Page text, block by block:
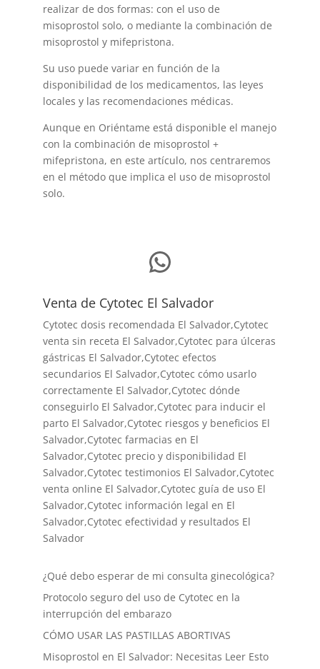
realizar de dos formas: con el uso de
misoprostol solo, o mediante la combinación de
misoprostol y mifepristona.
Su uso puede variar en función de la
disponibilidad de los medicamentos, las leyes
locales y las recomendaciones médicas.
Aunque en Oriéntame está disponible el manejo
con la combinación de misoprostol +
mifepristona, en este artículo, nos centraremos
en el método que implica el uso de misoprostol
solo.
WhatsApp
Venta de Cytotec El Salvador
Cytotec dosis recomendada El Salvador,Cytotec
venta sin receta El Salvador,Cytotec para úlceras
gástricas El Salvador,Cytotec efectos
secundarios El Salvador,Cytotec cómo usarlo
correctamente El Salvador,Cytotec dónde
conseguirlo El Salvador,Cytotec para inducir el
parto El Salvador,Cytotec riesgos y beneficios El
Salvador,Cytotec farmacias en El
Salvador,Cytotec precio y disponibilidad El
Salvador,Cytotec testimonios El Salvador,Cytotec
venta online El Salvador,Cytotec guía de uso El
Salvador,Cytotec información legal en El
Salvador,Cytotec efectividad y resultados El
Salvador
¿Qué debo esperar de mi consulta ginecológica?
Protocolo seguro del uso de Cytotec en la
interrupción del embarazo
CÓMO USAR LAS PASTILLAS ABORTIVAS
Misoprostol en El Salvador: Necesitas Leer Esto